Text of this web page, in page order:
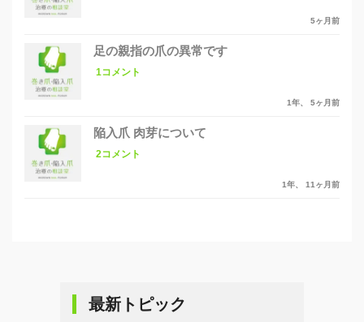
5ヶ月前
足の親指の爪の異常です
1コメント
1年、 5ヶ月前
陥入爪 肉芽について
2コメント
1年、 11ヶ月前
最新トピック